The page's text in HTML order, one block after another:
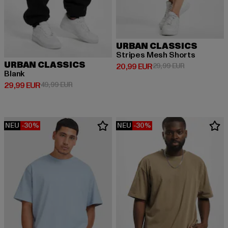
URBAN CLASSICS
Blank
29,99 EUR
Derzeitiger Preis: 29,99 EUR
49,99 EURAktionspreis: 49,99 EUR
URBAN CLASSICS
Stripes Mesh Shorts
20,99 EUR
Derzeitiger Preis: 20,99 EUR
29,99 EURAktionspreis:
NEU -30% NEU -30%